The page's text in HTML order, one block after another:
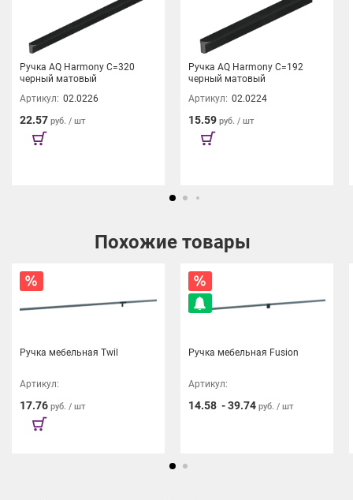
Ручка AQ Harmony С=320
черный матовый
Артикул: 02.0226
22.57 руб. / шт
Ручка AQ Harmony С=192
черный матовый
Артикул: 02.0224
15.59 руб. / шт
Похожие товары
Ручка мебельная Twil
Артикул:
17.76 руб. / шт
Ручка мебельная Fusion
Артикул:
14.58 -39.74 руб. / шт